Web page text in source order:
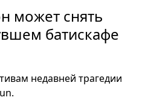
может снять
батискафе
недавней трагедии